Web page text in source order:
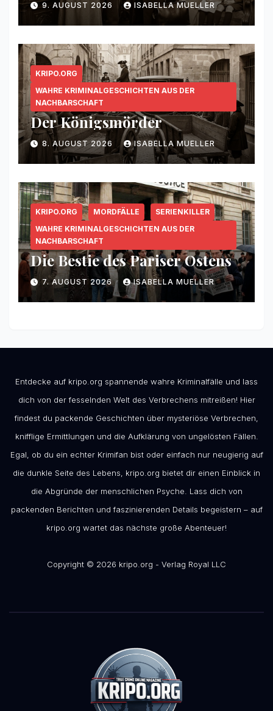
9. AUGUST 2026 ISABELLA MUELLER
KRIPO.ORG
WAHRE KRIMINALGESCHICHTEN AUS DER
NACHBARSCHAFT
Der Königsmörder
8. AUGUST 2026 ISABELLA MUELLER
KRIPO.ORG MORDFÄLLE
SERIENKILLER
WAHRE KRIMINALGESCHICHTEN AUS DER
NACHBARSCHAFT
Die Bestie des Pariser Ostens
7. AUGUST 2026 ISABELLA MUELLER
Entdecke auf kripo.org spannende wahre Kriminalfälle und lass
dich von der fesselnden Welt des Verbrechens mitreißen! Hier
findest du packende Geschichten über mysteriöse Verbrechen,
knifflige Ermittlungen und die Aufklärung von ungelösten Fällen.
Egal, ob du ein echter Krimifan bist oder einfach nur neugierig auf
die dunkle Seite des Lebens, kripo.org bietet dir einen Einblick in
die Abgründe der menschlichen Psyche. Lass dich von
packenden Berichten und faszinierenden Details begeistern – auf
kripo.org wartet das nächste große Abenteuer!
Copyright © 2026 kripo.org - Verlag Royal LLC